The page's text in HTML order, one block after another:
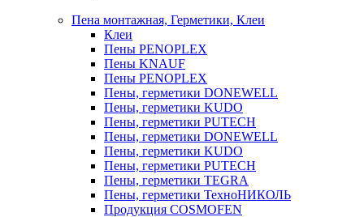
Пена монтажная, Герметики, Клеи
Клеи
Пены PENOPLEX
Пены KNAUF
Пены PENOPLEX
Пены, герметики DONEWELL
Пены, герметики KUDO
Пены, герметики PUTECH
Пены, герметики DONEWELL
Пены, герметики KUDO
Пены, герметики PUTECH
Пены, герметики TEGRA
Пены, герметики ТехноНИКОЛЬ
Продукция COSMOFEN